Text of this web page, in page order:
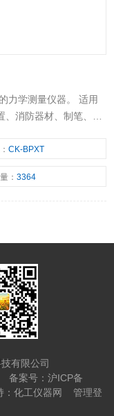
力学测量仪器。 适用
消防器材、制笔、制
CK-BPXT
：3364
有限公司
备案号：沪ICP备
化工仪器网
管理登